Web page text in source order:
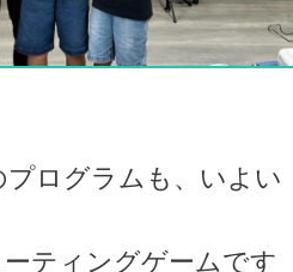
ログラムも、いよい
ティングゲームです